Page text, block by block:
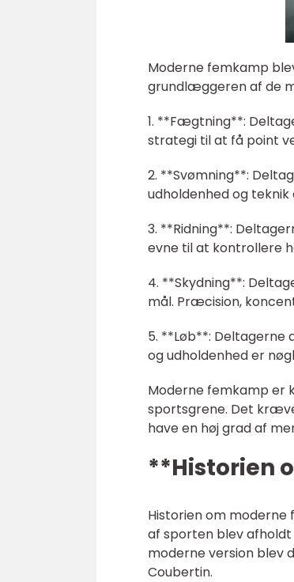
Moderne femkamp
grundlæggeren af de
1. **Fægtning**:
strategi til at få point
2. **Svømning**:
udholdenhed og
3. **Ridning**:
evne til at kontrollere
4. **Skydning**:
mål. Præcision,
5. **Løb**: Deltagerne
og udholdenhed er
Moderne femkamp
sportsgrene. Det
have en høj grad af
**Historien
Historien om
af sporten blev
moderne version blev
Coubertin.